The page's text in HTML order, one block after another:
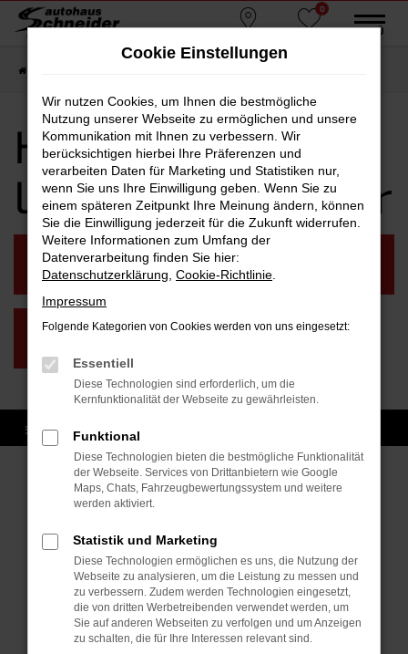
Zum
0
MENÜ
Hyundai i10
Landau an der Isar
VORFÜHRWAGEN
LANDAU AN DER ISAR
LANDAU AN DER ISAR
GEBRAUCHTWAGEN
Fehler: Network Error
Beim Laden ist ein Fehler aufgetreten.
Hier sind ein paar Tipps, die dir helfen können:
Überprüfe deine Firewall und deine
Internetverbindung.
Laden andere Webseiten, zum Beispiel deine
Cookie Einstellungen
Wir nutzen Cookies, um Ihnen die bestmögliche
Nutzung unserer Webseite zu ermöglichen und unsere
Kommunikation mit Ihnen zu verbessern. Wir
berücksichtigen hierbei Ihre Präferenzen und
verarbeiten Daten für Marketing und Statistiken nur,
wenn Sie uns Ihre Einwilligung geben. Wenn Sie zu
einem späteren Zeitpunkt Ihre Meinung ändern, können
Sie die Einwilligung jederzeit für die Zukunft widerrufen.
Weitere Informationen zum Umfang der
Datenverarbeitung finden Sie hier:
Datenschutzerklärung Cookie-Richtlinie
Impressum
Folgende Kategorien von Cookies werden von uns eingesetzt:
Essentiell
Diese Technologien sind erforderlich, um die
Kernfunktionalität der Webseite zu gewährleisten.
Funktional
Diese Technologien bieten die bestmögliche Funktionalität
der Webseite. Services von Drittanbietern wie Google
Maps, Chats, Fahrzeugbewertungssystem und weitere
werden aktiviert.
Statistik und Marketing
Diese Technologien ermöglichen es uns, die Nutzung der
Webseite zu analysieren, um die Leistung zu messen und
zu verbessern. Zudem werden Technologien eingesetzt,
die von dritten Werbetreibenden verwendet werden, um
Sie auf anderen Webseiten zu verfolgen und um Anzeigen
zu schalten, die für Ihre Interessen relevant sind.